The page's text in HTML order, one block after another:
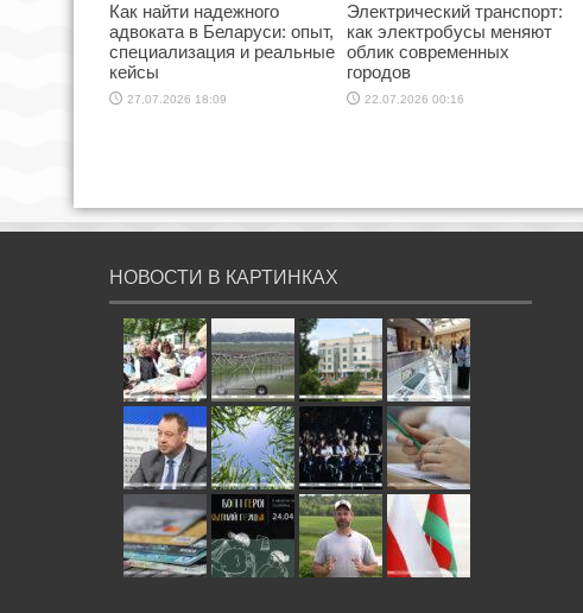
Как найти надежного
адвоката в Беларуси: опыт,
специализация и реальные
кейсы
27.07.2026 18:09
Электрический транспорт:
как электробусы меняют
облик современных
городов
22.07.2026 00:16
НОВОСТИ В КАРТИНКАХ